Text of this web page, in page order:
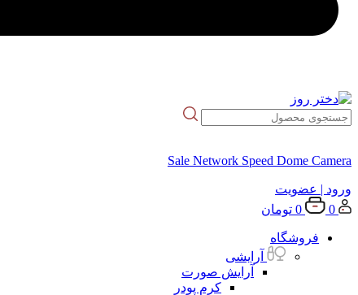
Sale Network Speed Dome Camera
ورود | عضویت
0
0 تومان
فروشگاه
آرایشی
آرایش صورت
کرم پودر